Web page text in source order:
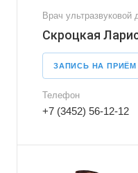
Врач ультразвуковой
Скроцкая
ЗАПИСЬ НА ПРИЁМ
Телефон
+7 (3452) 56-12-12